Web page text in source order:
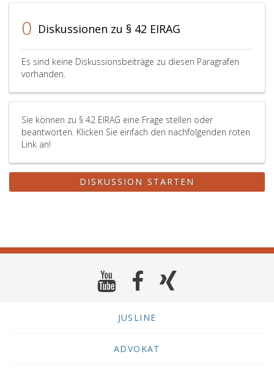
0 Diskussionen zu § 42 EIRAG
Es sind keine Diskussionsbeiträge zu diesen Paragrafen
vorhanden.
Sie können zu § 42 EIRAG eine Frage stellen oder
beantworten. Klicken Sie einfach den nachfolgenden roten
Link an!
DISKUSSION STARTEN
JUSLINE
ADVOKAT